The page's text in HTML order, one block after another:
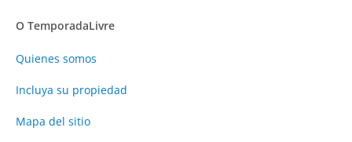
O TemporadaLivre
Quienes somos
Incluya su propiedad
Mapa del sitio